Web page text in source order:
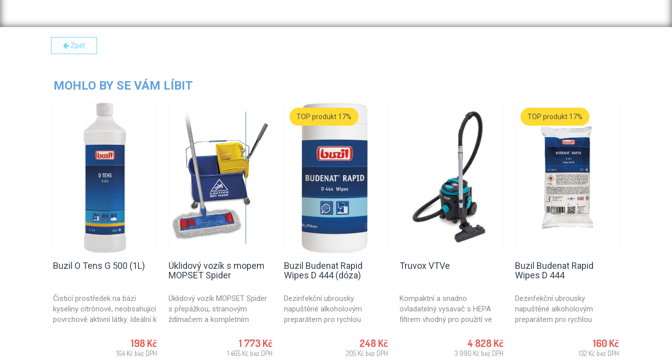
Zpět
MOHLO BY SE VÁM LÍBIT
Buzil O Tens G 500 (1L)
Čisticí prostředek na bázi
kyseliny citrónové, neobsahující
povrchově aktivní látky. Ideální k
nebo čalouněného nábytku.
Vhodný také na kameninové
198 Kč
164 Kč bez DPH
Úklidový vozík s mopem
MOPSET Spider
​Úklidový vozík MOPSET Spider
s přepážkou, stranovým
ždímačem a kompletním
40cm včetně ALU násady. (2x8 l
s přepážkou, celková kapacita
1 773 Kč
1 465 Kč bez DPH
TOP produkt 17%
Buzil Budenat Rapid
Wipes D 444 (dóza)
Dezinfekční ubrousky
napuštěné alkoholovým
preparátem pro rychlou
potravinářském průmyslu,
248 Kč
205 Kč bez DPH
Truvox VTVe
Kompaktní a snadno
ovladatelný vysavač s HEPA
filtrem vhodný pro použití ve
pro úklid kanceláří, hotelů,
obchodů.. Vhodný pro
4 828 Kč
3 990 Kč bez DPH
TOP produkt 17%
Buzil Budenat Rapid
Wipes D 444
Dezinfekční ubrousky
napuštěné alkoholovým
preparátem pro rychlou
potravinářském průmyslu,
160 Kč
132 Kč bez DPH